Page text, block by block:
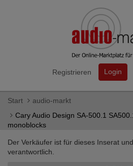
Registrieren Login
Start
audio-markt
Cary Audio Design SA-500.1
monoblocks
Der Verkäufer ist für dieses Inserat
verantwortlich.